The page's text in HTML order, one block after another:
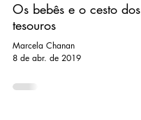
Os bebês e o cesto dos
tesouros
Marcela Chanan
8 de abr. de 2019